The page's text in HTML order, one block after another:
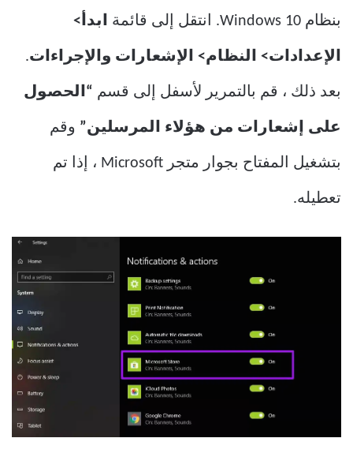
بنظام Windows 10. انتقل إلى قائمة ابدأ>
الإعدادات> النظام> الإشعارات والإجراءات.
بعد ذلك ، قم بالتمرير لأسفل إلى قسم “الحصول
على إشعارات من هؤلاء المرسلين” وقم
بتشغيل المفتاح بجوار متجر Microsoft ، إذا تم
تعطيله.